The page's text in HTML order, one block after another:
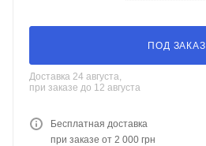
ПОД ЗАКАЗ
Доставка 24 августа,
при заказе до 12 августа
Бесплатная доставка
при заказе от 2 000 грн